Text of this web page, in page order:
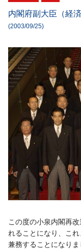
内閣府副大臣（経
(2003/09/25)
この度の小泉内閣再
れることになり、こ
兼務することになり